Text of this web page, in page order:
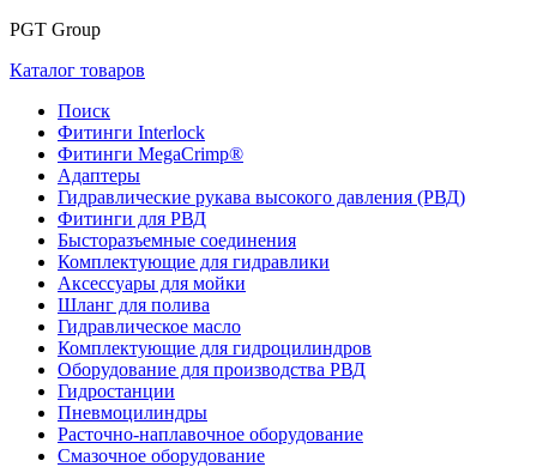
PGT Group
Каталог товаров
Поиск
Фитинги Interlock
Фитинги MegaCrimp®
Адаптеры
Гидравлические рукава высокого давления (РВД)
Фитинги для РВД
Бысторазъемные соединения
Комплектующие для гидравлики
Аксессуары для мойки
Шланг для полива
Гидравлическое масло
Комплектующие для гидроцилиндров
Оборудование для производства РВД
Гидростанции
Пневмоцилиндры
Расточно-наплавочное оборудование
Смазочное оборудование